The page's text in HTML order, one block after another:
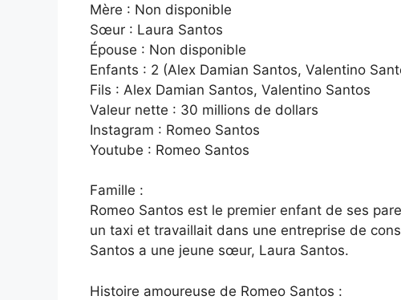
Mère : Non disponible
Sœur : Laura Santos
Épouse : Non disponible
Enfants : 2 (Alex Damian Santos, Valentino
Fils : Alex Damian Santos, Valentino Santos
Valeur nette : 30 millions de dollars
Instagram : Romeo Santos
Youtube : Romeo Santos
Famille :
Romeo Santos est le premier enfant de ses
un taxi et travaillait dans une entreprise de
Santos a une jeune sœur, Laura Santos.
Histoire amoureuse de Romeo Santos :